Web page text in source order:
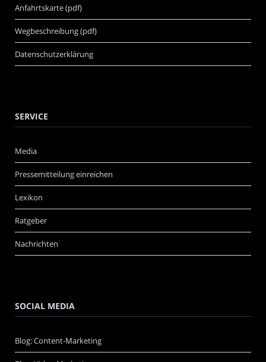
Anfahrtskarte (pdf)
Wegbeschreibung (pdf)
Datenschutzerklärung
SERVICE
Media
Pressemitteilung einreichen
Lexikon
Ratgeber
Nachrichten
SOCIAL MEDIA
Blog: Content-Marketing